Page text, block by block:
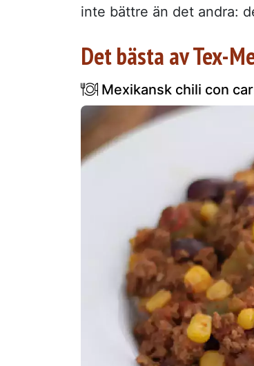
inte bättre än det andra:
Det bästa av Tex-
Mexikansk chili con